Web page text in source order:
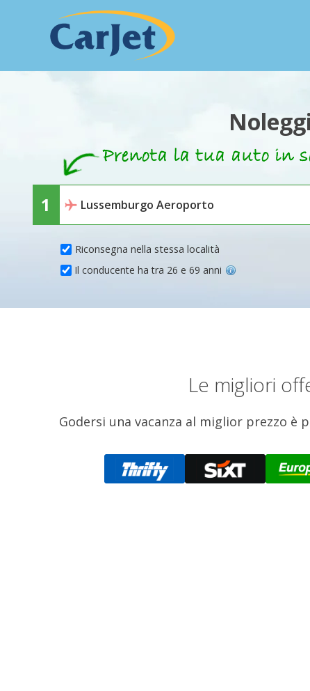
Riconsegna nella stessa località
Il conducente ha tra 26 e 69 anni
Le migliori
Godersi una vacanza al miglior prezzo